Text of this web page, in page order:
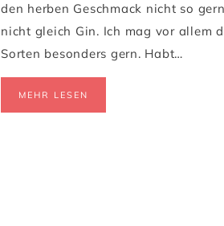
den herben Geschmack nicht so
nicht gleich Gin. Ich mag vor allem
Sorten besonders gern. Habt…
MEHR LESEN